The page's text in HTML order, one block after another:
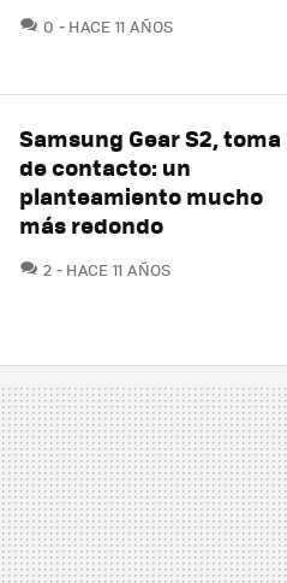
0 COMENTARIOS
HACE 11 AÑOS
Samsung Gear S2, toma
de contacto: un
planteamiento mucho
más redondo
2 COMENTARIOS
HACE 11 AÑOS